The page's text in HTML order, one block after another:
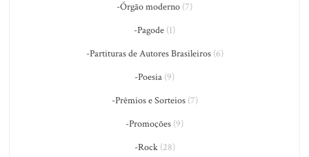
-Órgão moderno (7)
-Pagode (1)
-Partituras de Autores Brasileiros(6)
-Poesia (9)
-Prêmios e Sorteios(7)
-Promoções (9)
-Rock(28)